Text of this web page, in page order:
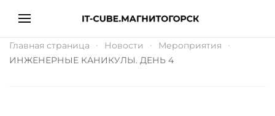
Главная страница Новости
Мероприятия
ИНЖЕНЕРНЫЕ КАНИКУЛЫ. ДЕНЬ 4